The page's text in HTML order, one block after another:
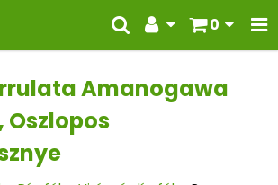
0
Amanogawa
Oszlopos